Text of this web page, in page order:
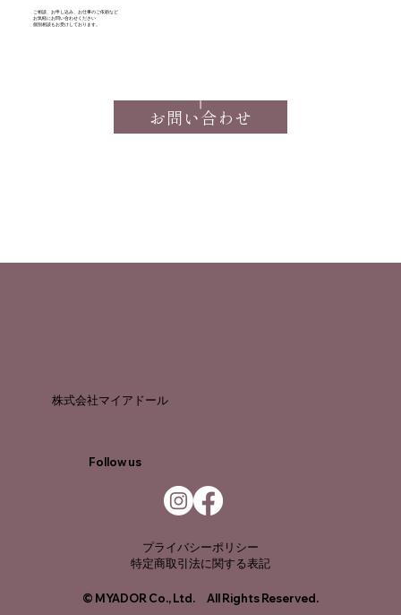
ご相談、お申し込み、お仕事のご依頼など
お気軽にお問い合わせください
​個別相談もお受けしております。
お問い合わせ
プライバシーポリシー
特定商取引法に関する表記
© MYADOR Co., Ltd. All Rights Reserved.
Follow us
株式会社マイアドール